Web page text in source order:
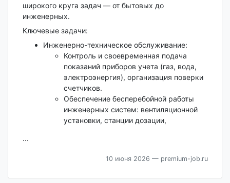
широкого круга задач — от бытовых до
инженерных.
Ключевые задачи:
Инженерно-техническое обслуживание:
Контроль и своевременная подача
показаний приборов учета (газ, вода,
электроэнергия), организация поверки
счетчиков.
Обеспечение бесперебойной работы
инженерных систем: вентиляционной
установки, станции дозации,
...
10 июня 2026 — premium-job.ru